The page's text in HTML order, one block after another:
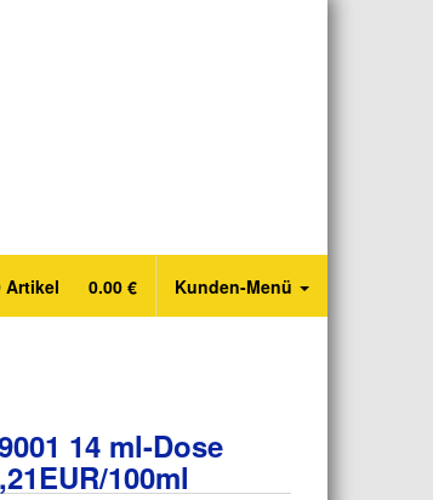
Artikel 0.00 € Kunden-Menü
14 ml-Dose
100ml